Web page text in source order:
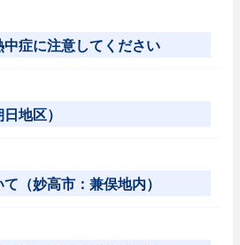
中症に注意してください
地区）
（妙高市：兼俣地内）